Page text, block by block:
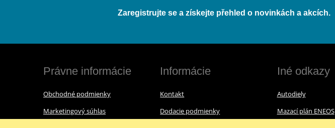
Zaregistrujte se a získejte přehled o novinkách a akcích.
Právne informácie
Obchodné podmienky
Marketingový súhlas
Informácie
Kontakt
Dodacie podmienky
Iné odkazy
Autodiely
Mazací plán ENEOS